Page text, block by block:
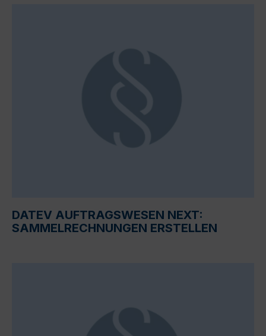
DATEV AUFTRAGSWESEN NEXT:
SAMMELRECHNUNGEN ERSTELLEN